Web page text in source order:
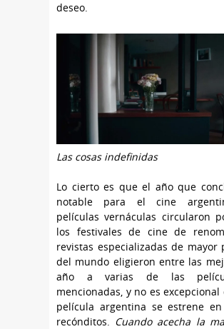
deseo.
Las cosas indefinidas
Lo cierto es que el año que
notable para el cine
películas vernáculas circularon
los festivales de cine de
revistas especializadas de mayor
del mundo eligieron entre las
año a varias de las
mencionadas, y no es excepcional
película argentina se estrene
recónditos. Cuando acecha la